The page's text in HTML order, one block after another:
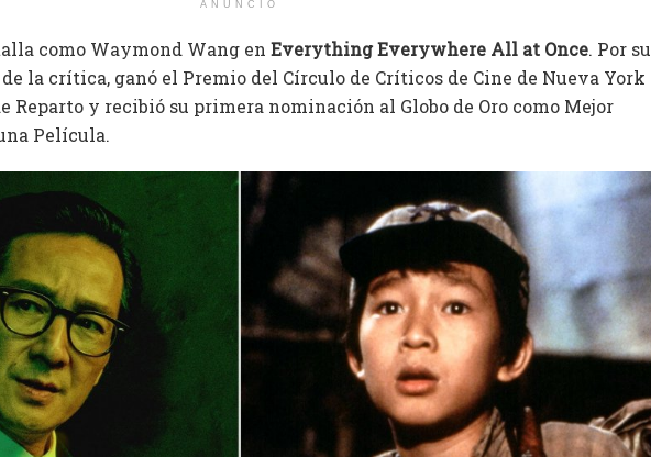
ANUNCIO
como Waymond Wang en Everything Everywhere All at Once. Por su
la crítica, ganó el Premio del Círculo de Críticos de Cine de Nueva York
Reparto y recibió su primera nominación al Globo de Oro como Mejor
Película.